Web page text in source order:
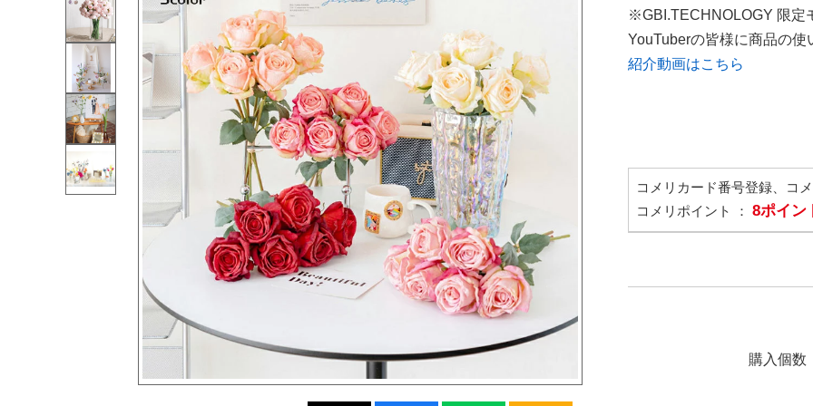
※GBI.TECHNOLOGY 限定
YouTuberの皆様に商品の
紹介動画はこちら
コメリカード番号登録、コ
コメリポイント ： 8ポイン
購入個数